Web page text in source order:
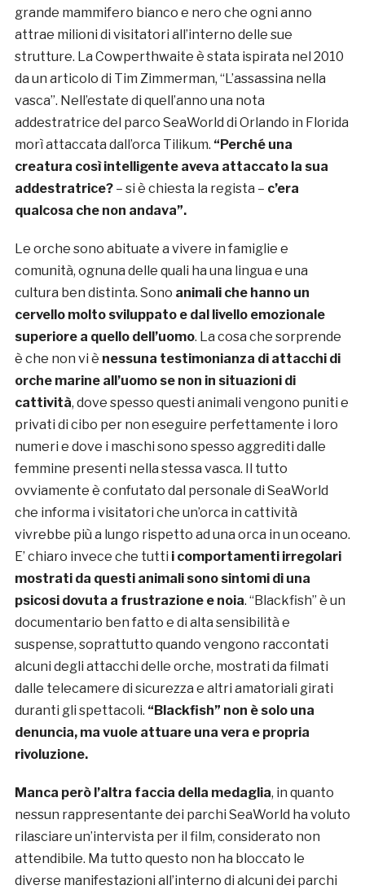
grande mammifero bianco e nero che ogni anno
attrae milioni di visitatori all’interno delle sue
strutture. La Cowperthwaite è stata ispirata nel 2010
da un articolo di Tim Zimmerman, “L’assassina nella
vasca”. Nell’estate di quell’anno una nota
addestratrice del parco SeaWorld di Orlando in Florida
morì attaccata dall’orca Tilikum. “Perché una
creatura così intelligente aveva attaccato la sua
addestratrice?– si è chiesta la regista – c’era
qualcosa che non andava”.
Le orche sono abituate a vivere in famiglie e
comunità, ognuna delle quali ha una lingua e una
cultura ben distinta. Sono animali che hanno un
cervello molto sviluppato e dal livello emozionale
superiore a quello dell’uomo. La cosa che sorprende
è che non vi è nessuna testimonianza di attacchi di
orche marine all’uomo se non in situazioni di
cattività, dove spesso questi animali vengono puniti e
privati di cibo per non eseguire perfettamente i loro
numeri e dove i maschi sono spesso aggrediti dalle
femmine presenti nella stessa vasca. Il tutto
ovviamente è confutato dal personale di SeaWorld
che informa i visitatori che un’orca in cattività
vivrebbe più a lungo rispetto ad una orca in un oceano.
E’ chiaro invece che tutti i comportamenti irregolari
mostrati da questi animali sono sintomi di una
psicosi dovuta a frustrazione e noia. “Blackfish” è un
documentario ben fatto e di alta sensibilità e
suspense, soprattutto quando vengono raccontati
alcuni degli attacchi delle orche, mostrati da filmati
dalle telecamere di sicurezza e altri amatoriali girati
duranti gli spettacoli. “Blackfish” non è solo una
denuncia, ma vuole attuare una vera e propria
rivoluzione.
Manca però l’altra faccia della medaglia, in quanto
nessun rappresentante dei parchi SeaWorld ha voluto
rilasciare un’intervista per il film, considerato non
attendibile. Ma tutto questo non ha bloccato le
diverse manifestazioni all’interno di alcuni dei parchi